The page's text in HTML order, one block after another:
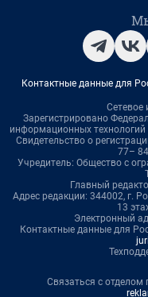
Контактные данные для
Сетевое
Зарегистрировано
информационных
Свидетельство о
77–
Учредитель: Общество с
Главный
Адрес редакции: 344002, г.
13
Электронный
Контактные данные для
Связаться с отделом